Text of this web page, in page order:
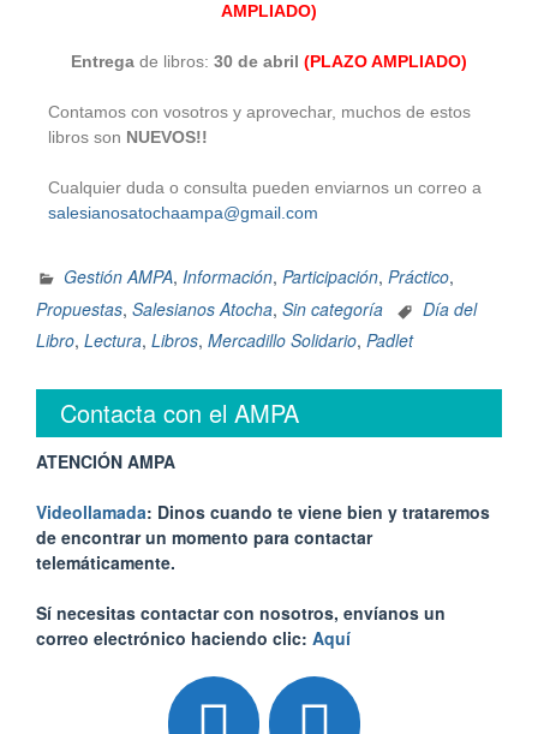
AMPLIADO)
Entrega de libros: 30 de abril (PLAZO AMPLIADO)
Contamos con vosotros y aprovechar, muchos de estos
libros son NUEVOS!!
Cualquier duda o consulta pueden enviarnos un correo a
salesianosatochaampa@gmail.com
Gestión AMPA, Información, Participación, Práctico,
Propuestas, Salesianos Atocha, Sin categoría
Día del
Libro, Lectura, Libros, Mercadillo Solidario, Padlet
Contacta con el AMPA
ATENCIÓN AMPA
Videollamada: Dinos cuando te viene bien y trataremos
de encontrar un momento para contactar
telemáticamente.
Sí necesitas contactar con nosotros, envíanos un
correo electrónico haciendo clic: Aquí